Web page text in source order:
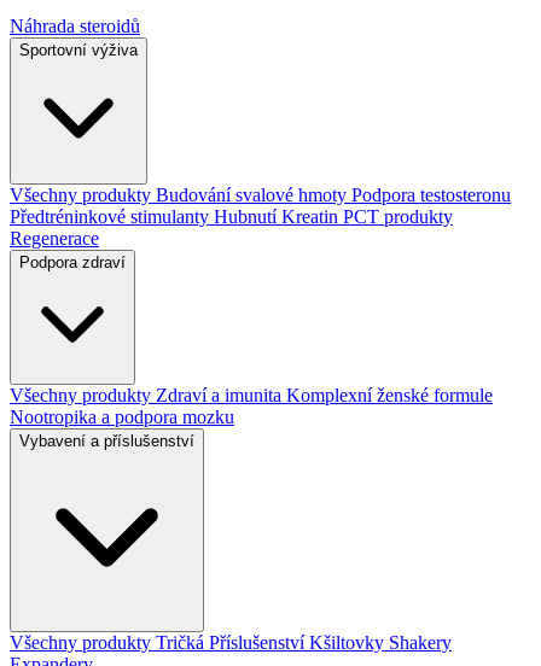
Náhrada steroidů
Sportovní výživa
Všechny produkty Budování svalové hmoty Podpora testosteronu
Předtréninkové stimulanty HubnutíKreatin PCT produkty
Regenerace
Podpora zdraví
Všechny produkty Zdraví a imunita Komplexní ženské formule
Nootropika a podpora mozku
Vybavení a příslušenství
Všechny produkty Tričká PříslušenstvíKšiltovky Shakery